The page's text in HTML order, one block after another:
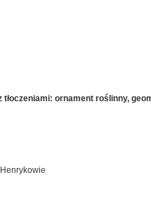
ornament roślinny,